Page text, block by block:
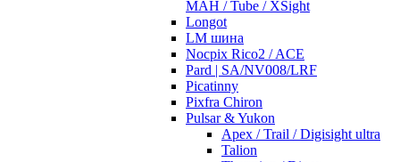
MAH / Tube / XSight
Longot
LM шина
Nocpix Rico2 / ACE
Pard | SA/NV008/LRF
Picatinny
Pixfra Chiron
Pulsar & Yukon
Apex / Trail / Digisight ultra
Talion